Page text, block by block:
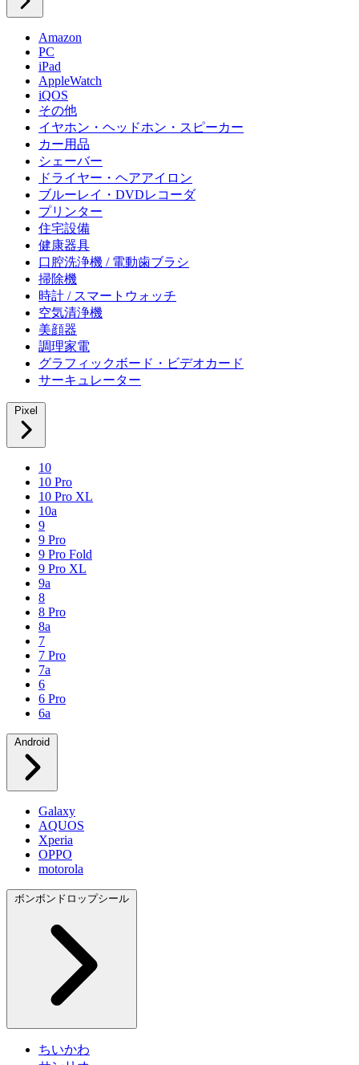
Amazon
PC
iPad
AppleWatch
iQOS
その他
イヤホン・ヘッドホン・スピーカー
カー用品
シェーバー
ドライヤー・ヘアアイロン
ブルーレイ・DVDレコーダ
プリンター
住宅設備
健康器具
口腔洗浄機 / 電動歯ブラシ
掃除機
時計 / スマートウォッチ
空気清浄機
美顔器
調理家電
グラフィックボード・ビデオカード
サーキュレーター
Pixel
10
10 Pro
10 Pro XL
10a
9
9 Pro
9 Pro Fold
9 Pro XL
9a
8
8 Pro
8a
7
7 Pro
7a
6
6 Pro
6a
Android
Galaxy
AQUOS
Xperia
OPPO
motorola
ボンボンドロップシール
ちいかわ